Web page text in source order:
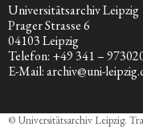
Universitätsarchiv Leipzig
Prager Strasse 6
04103 Leipzig
Telefon: +49 341 –
E-Mail: archiv@uni-
© Universitätsarchiv Leipzig.